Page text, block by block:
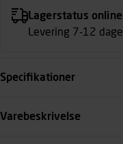
Lagerstatus online
Levering 7-12 dage
Specifikationer
Størrelse
Varebeskrivelse